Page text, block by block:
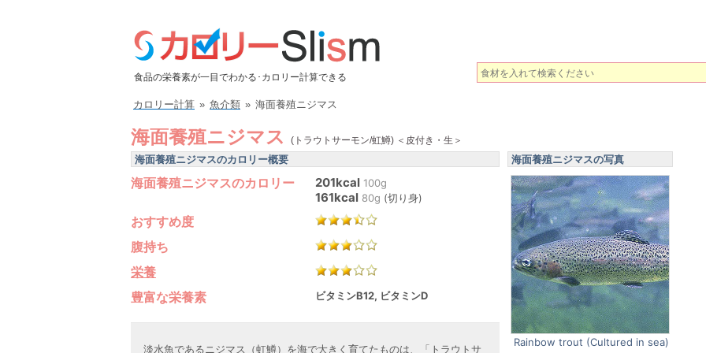
食品の栄養素が一目でわかる･カロリー計算できる
カロリー計算 » 魚介類 » 海面養殖ニジマス
海面養殖ニジマス (トラウトサーモン/虹鱒) ＜皮付き・生＞
海面養殖ニジマスのカロリー概要
海面養殖ニジマスのカロリー 201kcal 100g
161kcal 80g (切り身)
おすすめ度
腹持ち
栄養
豊富な栄養素
ビタミンB12, ビタミンD
淡水魚であるニジマス（虹鱒）を海で大きく育てたものは、「トラウトサ
海面養殖ニジマスの写真
Rainbow trout (Cultured in sea)